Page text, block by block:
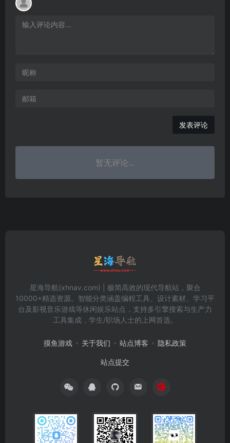
发表评论
暂无评论...
星海导航(xhnav.com) | 极简高效的现代导航站，聚合
10000+精选资源。智能分类涵盖编程工具、设计素材、学习平
台及影视音乐游戏等休闲娱乐站点，支持多引擎搜索与生产力
工具集成，学生/职场人士的上网首选。
摸鱼游戏 关于我们 站点博客 隐私政策
站点提交